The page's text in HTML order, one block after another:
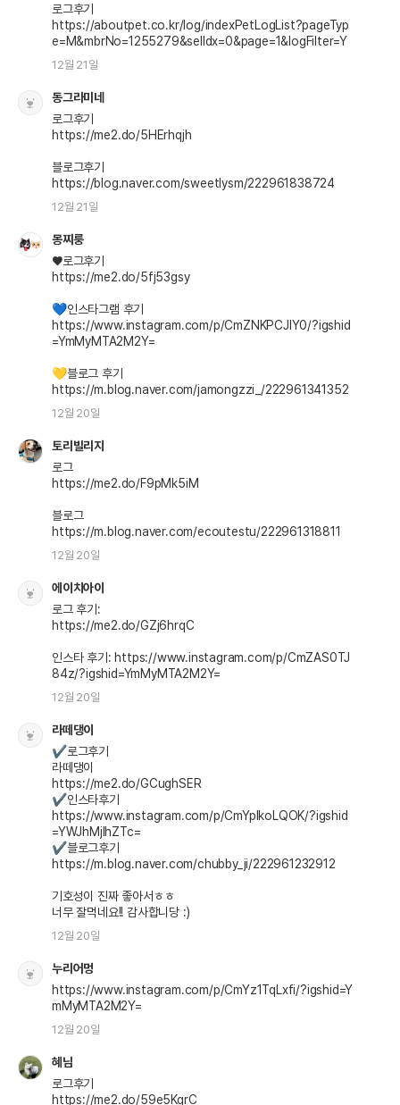
로그후기
https://aboutpet.co.kr/log/indexPetLogList?pageTyp
e=M&mbrNo=1255279&selIdx=0&page=1&logFilter=Y
12월 21일
동그라미네
로그후기
https://me2.do/5HErhqjh
블로그후기
12월 21일
몽찌룽
♥️로그후기
https://me2.do/5fj53gsy
💙인스타그램 후기
https://www.instagram.com/p/CmZNKPCJlY0/?igshid
=YmMyMTA2M2Y=
💛블로그 후기
https://m.blog.naver.com/jamongzzi_/222961341352
12월 20일
토리빌리지
로그
https://me2.do/F9pMk5iM
블로그
https://m.blog.naver.com/ecoutestu/222961318811
12월 20일
에이치아이
로그 후기:
https://me2.do/GZj6hrqC
인스타 후기: https://www.instagram.com/p/CmZAS0TJ
84z/?igshid=YmMyMTA2M2Y=
12월 20일
라떼댕이
✔️로그후기
라떼댕이
https://me2.do/GCughSER
✔️인스타후기
https://www.instagram.com/p/CmYpIkoLQOK/?igshid
=YWJhMjlhZTc=
✔️블로그후기
https://m.blog.naver.com/chubby_ji/222961232912
기호성이 진짜 좋아서ㅎㅎ
너무 잘먹네요!! 감사합니당 :)
12월 20일
누리어멍
https://www.instagram.com/p/CmYz1TqLxfi/?igshid=Y
mMyMTA2M2Y=
12월 20일
혜님
로그후기
https://me2.do/59e5KgrC